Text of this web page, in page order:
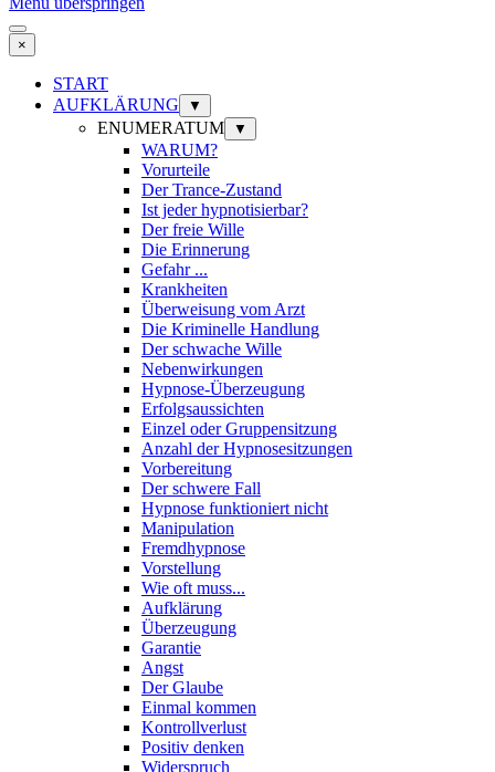
×
START
AUFKLÄRUNG
▼
ENUMERATUM ▼
WARUM?
Vorurteile
Der Trance-Zustand
Ist jeder hypnotisierbar?
Der freie Wille
Die Erinnerung
Gefahr ...
Krankheiten
Überweisung vom Arzt
Die Kriminelle Handlung
Der schwache Wille
Nebenwirkungen
Hypnose-Überzeugung
Erfolgsaussichten
Einzel oder Gruppensitzung
Anzahl der Hypnosesitzungen
Vorbereitung
Der schwere Fall
Hypnose funktioniert nicht
Manipulation
Fremdhypnose
Vorstellung
Wie oft muss...
Aufklärung
Überzeugung
Garantie
Angst
Der Glaube
Einmal kommen
Kontrollverlust
Positiv denken
Widerspruch